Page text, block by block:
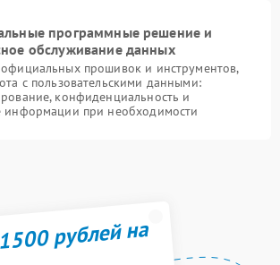
программные решение и
обслуживание данных
прошивок и инструментов,
с пользовательскими данными:
конфиденциальность и
информации при необходимости
рублей на